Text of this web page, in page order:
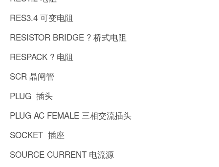
RES3.4 可变电阻
RESISTOR BRIDGE ? 桥式电阻
RESPACK ? 电阻
SCR 晶闸管
PLUG 插头
PLUG AC FEMALE 三相交流插头
SOCKET 插座
SOURCE CURRENT 电流源